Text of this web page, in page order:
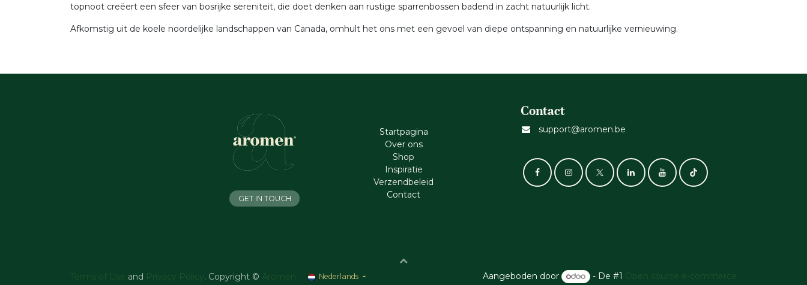
topnoot creëert een sfeer van bosrijke sereniteit, die doet denken aan rustige sparrenbossen badend in zacht natuurlijk licht.
Afkomstig uit de koele noordelijke landschappen van Canada, omhult het ons met een gevoel van diepe ontspanning en natuurlijke vernieuwing.
Startpagina
Ove​r​ ons
Shop
Inspiratie
Verzendbeleid
Cont​act
Contact
support@aromen.be
GET IN TOUCH
Terms of Use and Privacy Policy . Copyright © Aromen Nederlands Aangeboden door - De #1 Open source e-commerce